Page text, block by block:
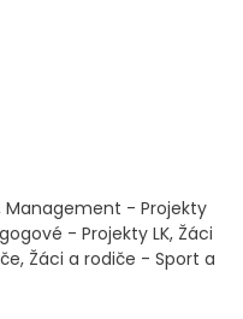
Management - Projekty
- Projekty LK Žáci
Žáci a rodiče - Sport a